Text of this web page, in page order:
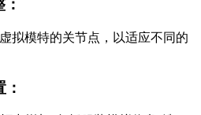
：
模特的关节点，以适应不同的
：